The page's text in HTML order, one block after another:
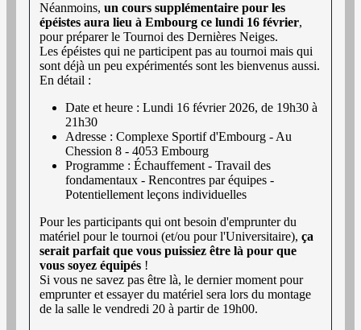
Néanmoins, un cours supplémentaire pour les
épéistes aura lieu à Embourg ce lundi 16 février,
pour préparer le Tournoi des Dernières Neiges.
Les épéistes qui ne participent pas au tournoi mais qui
sont déjà un peu expérimentés sont les bienvenus aussi.
En détail :
Date et heure : Lundi 16 février 2026, de 19h30 à
21h30
Adresse : Complexe Sportif d'Embourg - Au
Chession 8 - 4053 Embourg
Programme : Échauffement - Travail des
fondamentaux - Rencontres par équipes -
Potentiellement leçons individuelles
Pour les participants qui ont besoin d'emprunter du
matériel pour le tournoi (et/ou pour l'Universitaire), ça
serait parfait que vous puissiez être là pour que
vous soyez équipés !
Si vous ne savez pas être là, le dernier moment pour
emprunter et essayer du matériel sera lors du montage
de la salle le vendredi 20 à partir de 19h00.